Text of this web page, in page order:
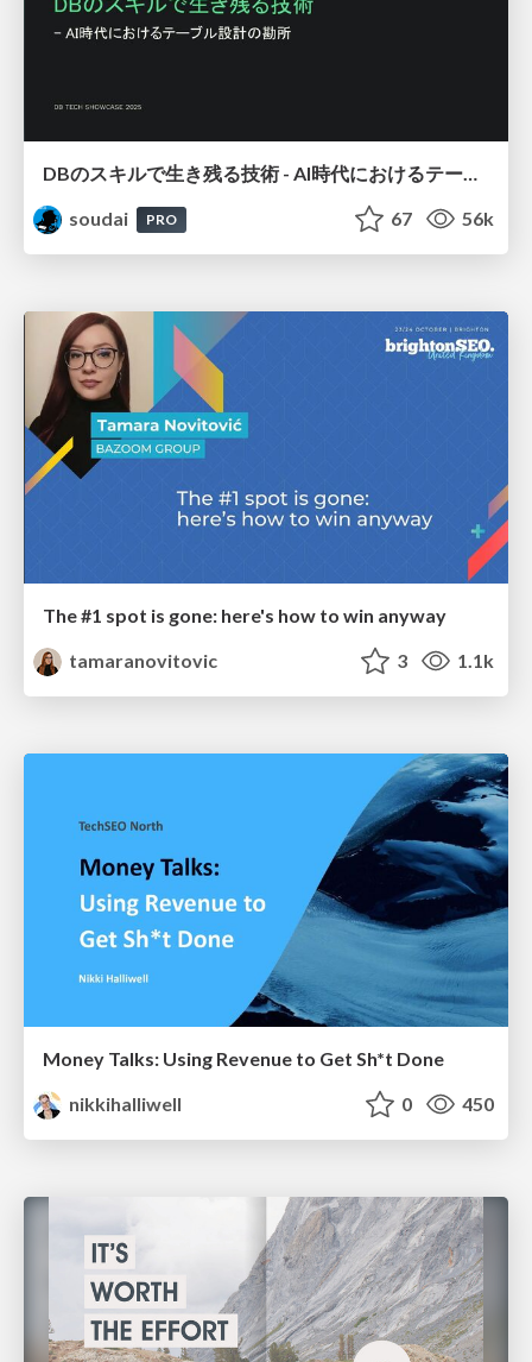
DBのスキルで生き残る技術 - AI時代におけるテーブル設計の勘所
soudai
PRO 67 56k
The #1 spot is gone: here's how to win anyway
tamaranovitovic
3 1.1k
Money Talks: Using Revenue to Get Sh*t Done
nikkihalliwell
0 450